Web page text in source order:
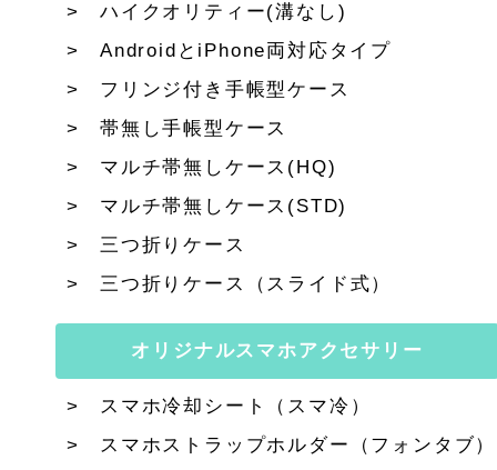
ハイクオリティー(溝なし)
AndroidとiPhone両対応タイプ
フリンジ付き手帳型ケース
帯無し手帳型ケース
マルチ帯無しケース(HQ)
マルチ帯無しケース(STD)
三つ折りケース
三つ折りケース（スライド式）
オリジナルスマホアクセサリー
スマホ冷却シート（スマ冷）
スマホストラップホルダー（フォンタブ）